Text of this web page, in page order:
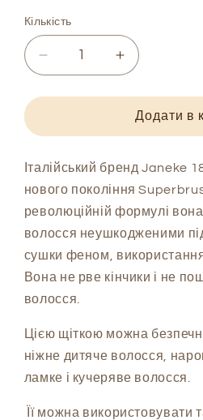
Кількість
Зменшити
кількість
Щітка
волосся
Superbrush
The
Original
Italian
Patent
(пудра)
Збільшити
кількість
Щітка
для
волосся
Superbrush
The
Original
Italian
Patent
(пудра)
Додати в
Італійський бренд Janeke
нового покоління
революційній формулі
волосся неушкодженими
сушки феном, використання
Вона не рве кінчики і не
волосся.
Цією щіткою можна
ніжне дитяче волосся,
ламке і кучеряве волосся.
Її можна використовувати